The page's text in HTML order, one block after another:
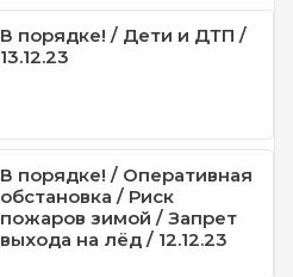
В порядке! / Дети и ДТП /
13.12.23
В порядке! / Оперативная
обстановка / Риск
пожаров зимой / Запрет
выхода на лёд / 12.12.23